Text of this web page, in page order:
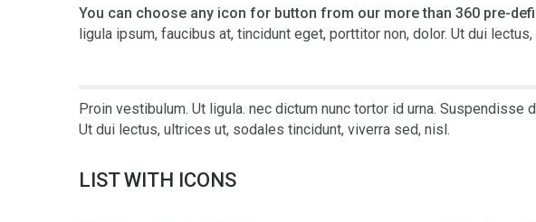
You can choose any icon for button from our more than 360 pre-
ligula ipsum, faucibus at, tincidunt eget, porttitor non, dolor. Ut dui
Proin vestibulum. Ut ligula. nec dictum nunc tortor id urna.
Ut dui lectus, ultrices ut, sodales tincidunt, viverra sed, nisl.
LIST WITH ICONS